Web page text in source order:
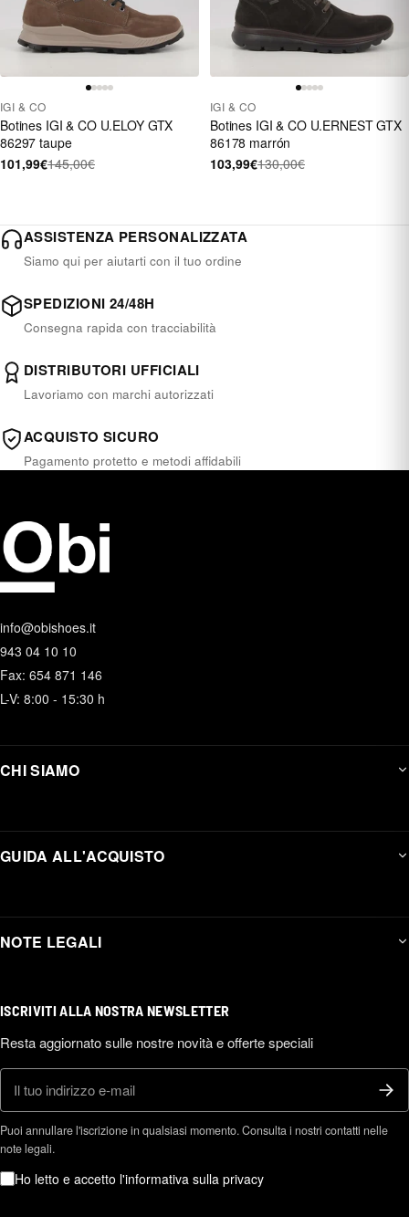
IGI & CO
Botines IGI & CO U.ELOY GTX
86297 taupe
101,99€145,00€
IGI & CO
Botines IGI & CO U.ERNEST GTX
86178 marrón
103,99€130,00€
ASSISTENZA PERSONALIZZATA
Siamo qui per aiutarti con il tuo ordine
SPEDIZIONI 24/48H
Consegna rapida con tracciabilità
DISTRIBUTORI UFFICIALI
Lavoriamo con marchi autorizzati
ACQUISTO SICURO
Pagamento protetto e metodi affidabili
info@obishoes.it
943 04 10 10
Fax: 654 871 146
L-V: 8:00 - 15:30 h
CHI SIAMO
GUIDA ALL'ACQUISTO
NOTE LEGALI
ISCRIVITI ALLA NOSTRA NEWSLETTER
Resta aggiornato sulle nostre novità e offerte speciali
Puoi annullare l'iscrizione in qualsiasi momento. Consulta i nostri contatti nelle
note legali.
Ho letto e accetto l'informativa sulla privacy